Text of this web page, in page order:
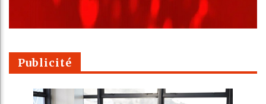
Publicité